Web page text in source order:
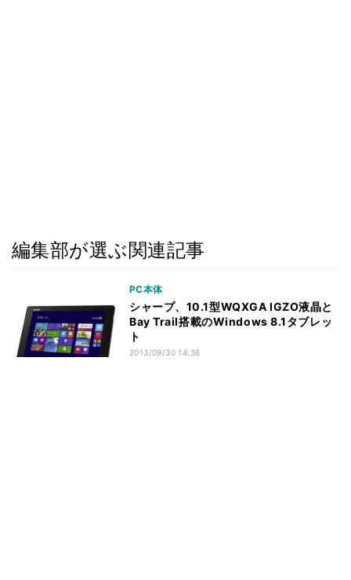
編集部が選ぶ関連記事
PC本体
シャープ、10.1型WQXGA IGZO液晶と
Bay Trail搭載のWindows 8.1タブレッ
ト
2013/09/30 14:36